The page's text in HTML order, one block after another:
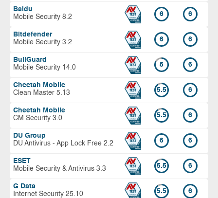
Baidu
Mobile Security 8.2
6 6
Bitdefender
Mobile Security 3.2
6 6
BullGuard
Mobile Security 14.0
5 6
Cheetah Mobile
Clean Master 5.13
5.5 6
Cheetah Mobile
CM Security 3.0
5.5 6
DU Group
DU Antivirus - App Lock Free 2.2
6 6
ESET
Mobile Security & Antivirus 3.3
5.5 6
G Data
Internet Security 25.10
5.5 6